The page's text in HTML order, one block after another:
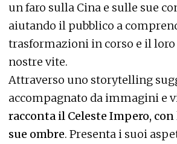
un faro sulla Cina e sulle sue
aiutando il pubblico a
trasformazioni in corso e il
nostre vite.
Attraverso uno storytelling
accompagnato da immagini e
racconta il Celeste Impero, con
sue ombre. Presenta i suoi